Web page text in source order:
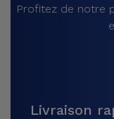
Profitez de notre
Livraison